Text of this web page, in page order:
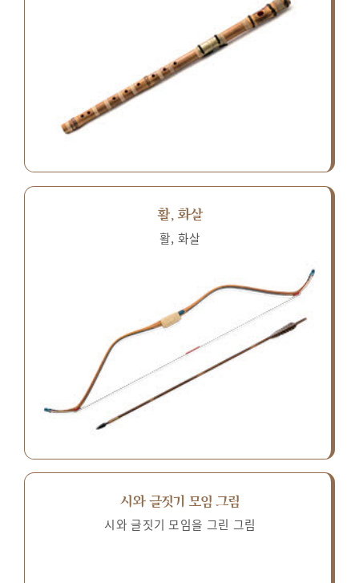
활, 화살
활, 화살
시와 글짓기 모임 그림
시와 글짓기 모임을 그린 그림